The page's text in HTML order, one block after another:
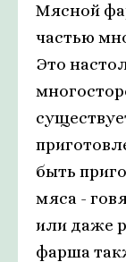
Мясной
частью
Это
быть
мяса -
или даже
фарша